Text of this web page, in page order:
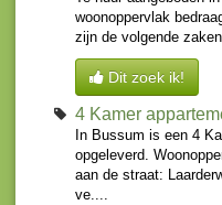
woonoppervlak
zijn de volgende
Dit zoek ik!
4 Kamer
In Bussum is een 4
opgeleverd.
aan de straat:
ve....